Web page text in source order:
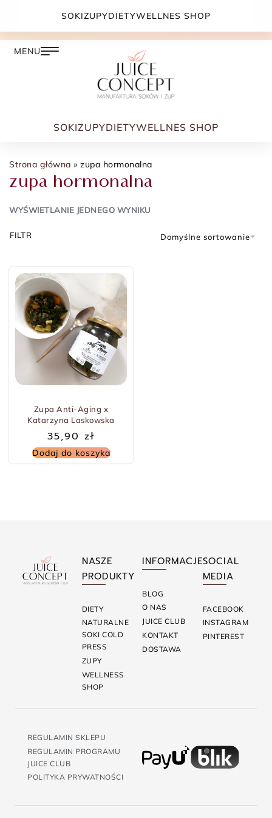
DARMOWA DOSTAWA PRZY ZAMÓWIENIU JUŻ OD
SOKIZUPYDIETYWELLNES SHOP
Strona główna » zupa hormonalna
zupa hormonalna
WYŚWIETLANIE JEDNEGO WYNIKU
Domyślne sortowanie
FILTR
Zupa Anti-Aging x
Katarzyna Laskowska
35,90 zł
Dodaj do koszyka
NASZE
PRODUKTY
DIETY
NATURALNE
SOKI COLD
PRESS
ZUPY
WELLNESS
SHOP
INFORMACJE
BLOG
O NAS
JUICE CLUB
KONTAKT
DOSTAWA
SOCIAL
MEDIA
FACEBOOK
INSTAGRAM
PINTEREST
REGULAMIN SKLEPU
REGULAMIN PROGRAMU
JUICE CLUB
POLITYKA PRYWATNOŚCI
SOKIZUPYDIETYWELLNES SHOP